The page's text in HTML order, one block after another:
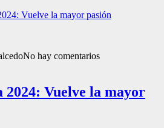
No hay comentarios
Vuelve la mayor